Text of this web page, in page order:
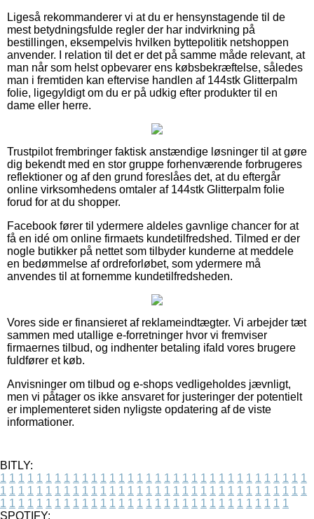
Ligeså rekommanderer vi at du er hensynstagende til de
mest betydningsfulde regler der har indvirkning på
bestillingen, eksempelvis hvilken byttepolitik netshoppen
anvender. I relation til det er det på samme måde relevant, at
man når som helst opbevarer ens købsbekræftelse, således
man i fremtiden kan eftervise handlen af 144stk Glitterpalm
folie, ligegyldigt om du er på udkig efter produkter til en
dame eller herre.
Trustpilot frembringer faktisk anstændige løsninger til at gøre
dig bekendt med en stor gruppe forhenværende forbrugeres
reflektioner og af den grund foreslåes det, at du eftergår
online virksomhedens omtaler af 144stk Glitterpalm folie
forud for at du shopper.
Facebook fører til ydermere aldeles gavnlige chancer for at
få en idé om online firmaets kundetilfredshed. Tilmed er der
nogle butikker på nettet som tilbyder kunderne at meddele
en bedømmelse af ordreforløbet, som ydermere må
anvendes til at fornemme kundetilfredsheden.
Vores side er finansieret af reklameindtægter. Vi arbejder tæt
sammen med utallige e-forretninger hvor vi fremviser
firmaernes tilbud, og indhenter betaling ifald vores brugere
fuldfører et køb.
Anvisninger om tilbud og e-shops vedligeholdes jævnligt,
men vi påtager os ikke ansvaret for justeringer der potentielt
er implementeret siden nyligste opdatering af de viste
informationer.
BITLY:
1 1 1 1 1 1 1 1 1 1 1 1 1 1 1 1 1 1 1 1 1 1 1 1 1 1 1 1 1 1 1 1 1 1
1 1 1 1 1 1 1 1 1 1 1 1 1 1 1 1 1 1 1 1 1 1 1 1 1 1 1 1 1 1 1 1 1 1
1 1 1 1 1 1 1 1 1 1 1 1 1 1 1 1 1 1 1 1 1 1 1 1 1 1 1 1 1 1 1 1
SPOTIFY: